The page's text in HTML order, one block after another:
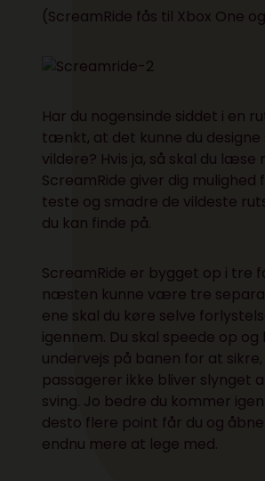
(ScreamRide fås til Xbox One og
Har du nogensinde siddet i en
tænkt, at det kunne du designe
vildere? Hvis ja, så skal du læse
ScreamRide giver dig mulighed
teste og smadre de vildeste
du kan finde på.
ScreamRide er bygget op i tre
næsten kunne være tre
ene skal du køre selve
igennem. Du skal speede op
undervejs på banen for at
passagerer ikke bliver slynget
sving. Jo bedre du kommer
desto flere point får du og
endnu mere at lege med.